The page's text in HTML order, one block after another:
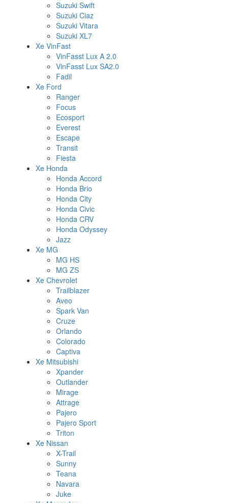
Suzuki Swift
Suzuki Ciaz
Suzuki Vitara
Suzuki XL7
Xe VinFast
VinFasst Lux A 2.0
VinFasst Lux SA2.0
Fadil
Xe Ford
Ranger
Focus
Ecosport
Everest
Escape
Transit
Fiesta
Xe Honda
Honda Accord
Honda Brio
Honda City
Honda Civic
Honda CRV
Honda Odyssey
Jazz
Xe MG
MG HS
MG ZS
Xe Chevrolet
Trailblazer
Aveo
Spark Van
Cruze
Orlando
Colorado
Captiva
Xe Mitsubishi
Xpander
Outlander
Mirage
Attrage
Pajero
Pajero Sport
Triton
Xe Nissan
X-Trail
Sunny
Teana
Navara
Juke